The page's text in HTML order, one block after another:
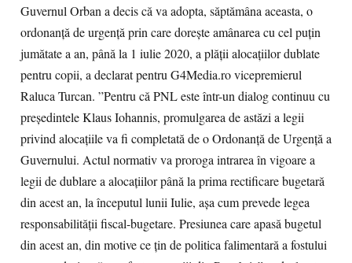
Guvernul Orban a decis că va adopta, săptămâna aceasta, o
ordonanță de urgență prin care dorește amânarea cu cel puțin
jumătate a an, până la 1 iulie 2020, a plății alocațiilor dublate
pentru copii, a declarat pentru G4Media.ro vicepremierul
Raluca Turcan. ”Pentru că PNL este într-un dialog continuu cu
președintele Klaus Iohannis, promulgarea de astăzi a legii
privind alocațiile va fi completată de o Ordonanță de Urgență a
Guvernului. Actul normativ va proroga intrarea în vigoare a
legii de dublare a alocațiilor până la prima rectificare bugetară
din acest an, la începutul lunii Iulie, așa cum prevede legea
responsabilității fiscal-bugetare. Presiunea care apasă bugetul
din acest an, din motive ce țin de politica falimentară a fostului